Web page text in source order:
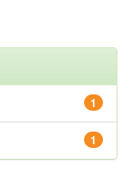
1
1